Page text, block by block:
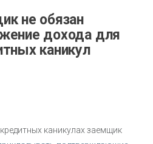
дохода для
каникул
каникулах заемщик